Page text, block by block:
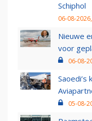
Schiphol
06-08-
Nieuwe
voor
06-08-
Saoedi’s
05-08-